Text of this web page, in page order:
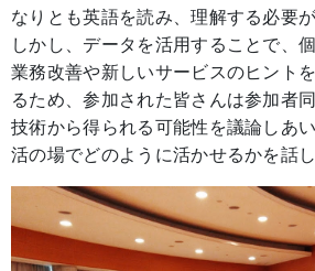
なりとも英語を読み、理解する必要が
しかし、データを活用することで、
業務改善や新しいサービスのヒント
るため、参加された皆さんは参加者
技術から得られる可能性を議論しあ
活の場でどのように活かせるかを話